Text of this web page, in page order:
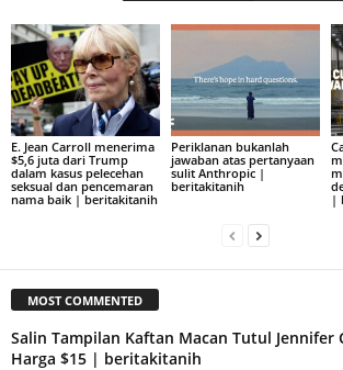
E. Jean Carroll menerima
$5,6 juta dari Trump
dalam kasus pelecehan
seksual dan pencemaran
nama baik | beritakitanih
Periklanan bukanlah
jawaban atas pertanyaan
sulit Anthropic |
beritakitanih
|
MOST COMMENTED
Salin Tampilan Kaftan Macan Tutul Jennifer
Harga $15 | beritakitanih